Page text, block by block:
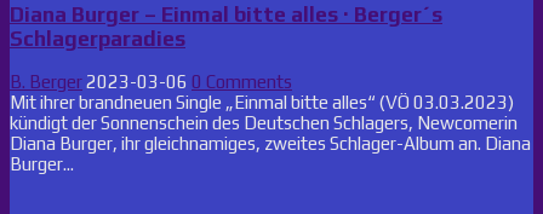
Diana Burger – Einmal bitte alles · Berger´s
Schlagerparadies
B. Berger2023-03-06 0 Comments
Mit ihrer brandneuen Single „Einmal bitte alles“ (VÖ 03.03.2023)
kündigt der Sonnenschein des Deutschen Schlagers, Newcomerin
Diana Burger, ihr gleichnamiges, zweites Schlager-Album an. Diana
Burger...